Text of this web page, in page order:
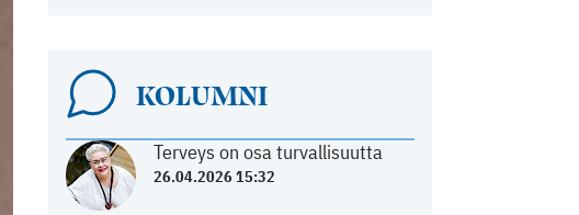
KOLUMNI
Terveys on osa turvallisuutta
26.04.2026 15:32